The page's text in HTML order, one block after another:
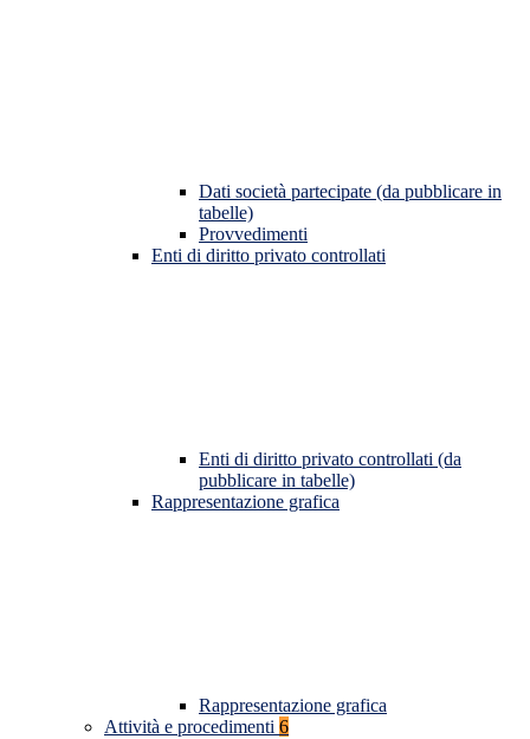
Dati società partecipate (da pubblicare in
tabelle)
Provvedimenti
Enti di diritto privato controllati
Enti di diritto privato controllati (da
pubblicare in tabelle)
Rappresentazione grafica
Rappresentazione grafica
Attività e procedimenti 6